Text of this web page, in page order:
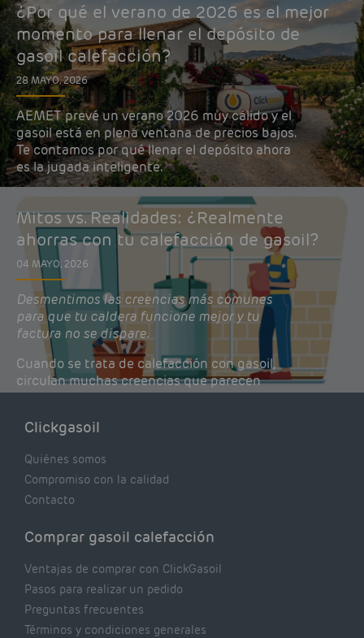
¿Por qué el verano de 2026 es el mejor
momento para llenar el depósito de
gasoil calefacción?
28 MAYO, 2026
AEMET prevé un verano 2026 muy cálido y el
gasoil está en plena ventana de precios bajos.
Te contamos por qué llenar el depósito ahora
es la jugada inteligente.
Mitos vs. Realidades: ¿Realmente
ahorras con tu calefacción de gasoil?
04 MAYO, 2026
Desmentimos las creencias más comunes
para que tu caldera funcione mejor y tu
factura no se dispare.
Cuando se trata de calefacción con gasoil,
circulan muchas creencias que parecen
lógicas pero que, en realidad, pueden estar
de tu caldera. Pocas se contrastan con lo que
Clickgasoil
Quiénes somos
Compromiso con la calidad
Contacto
Comprar gasoil calefacción
Ventajas de comprar con ClickGasoil
Pasos para realizar un pedido
Preguntas frecuentes
Términos y condiciones generales